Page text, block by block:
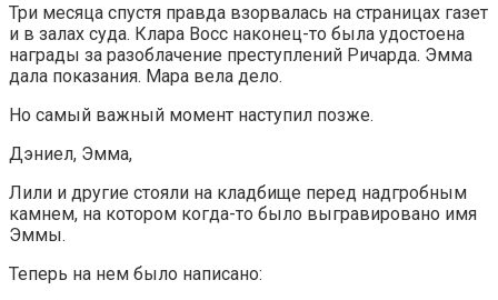
Три месяца спустя правда взорвалась на страницах газет
и в залах суда. Клара Восс наконец-то была удостоена
награды за разоблачение преступлений Ричарда. Эмма
дала показания. Мара вела дело.
Но самый важный момент наступил позже.
Дэниел, Эмма,
Лили и другие стояли на кладбище перед надгробным
камнем, на котором когда-то было выгравировано имя
Эммы.
Теперь на нем было написано: